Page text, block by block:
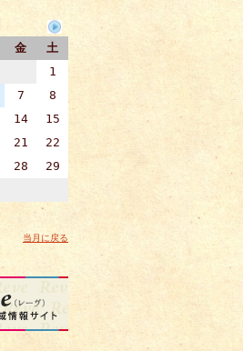
金
土
1
7
8
14
15
21
22
28
29
当月に戻る